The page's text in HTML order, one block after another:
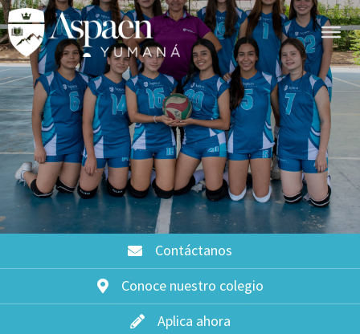
Contáctanos
Conoce nuestro colegio
Aplica ahora